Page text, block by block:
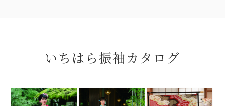
いちはら振袖カタログ